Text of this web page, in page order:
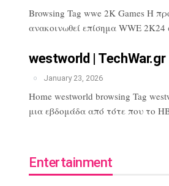
Browsing Tag wwe 2K Games Η
ανακοινωθεί επίσημα WWE
westworld | TechWar.gr
January 23, 2026
Home westworld browsing Tag
μια εβδομάδα από τότε που το
Entertainment